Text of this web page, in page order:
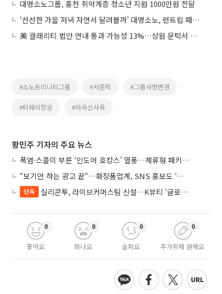
대명소노그룹, 홍천 취약계층 청소년 지원 1000만원 전달
‘선선한 가을 저녁 자연서 달려볼까’ 대명소노, 런트립 패키지 선봬
美 클래리티 법안 연내 통과 가능성 13%…상원 문턱서 제동
#소노트리니티그룹 #서준혁 #그룹사명변경
#티웨이항공 #마곡신사옥
황민주 기자의 주요 뉴스
폭염·스콜이 부른 ‘인도어 호캉스’ 열풍…체류형 패키지 뜬다
“보기만 하는 광고 끝“…화장품업계, SNS 홍보도 ‘참여형 콘텐츠’로 변모
단독 실리콘투, 라이브커머스팀 신설…K뷰티 ‘글로벌 판매망’ 확대
좋아요
0
화나요
0
슬퍼요
0
추가취재 원해요
0